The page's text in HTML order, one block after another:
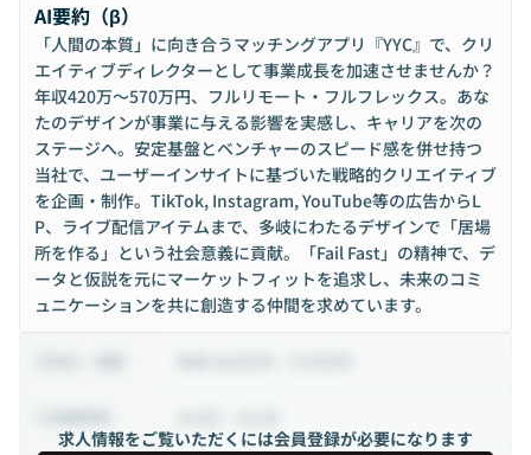
AI要約（β）
「人間の本質」に向き合うマッチングアプリ『YYC』で、クリ
エイティブディレクターとして事業成長を加速させませんか？
年収420万〜570万円、フルリモート・フルフレックス。あな
たのデザインが事業に与える影響を実感し、キャリアを次の
ステージへ。安定基盤とベンチャーのスピード感を併せ持つ
当社で、ユーザーインサイトに基づいた戦略的クリエイティブ
を企画・制作。TikTok, Instagram, YouTube等の広告からL
P、ライブ配信アイテムまで、多岐にわたるデザインで「居場
所を作る」という社会意義に貢献。「Fail Fast」の精神で、デ
ータと仮説を元にマーケットフィットを追求し、未来のコミ
ュニケーションを共に創造する仲間を求めています。
求人情報をご覧いただくには会員登録が必要になります